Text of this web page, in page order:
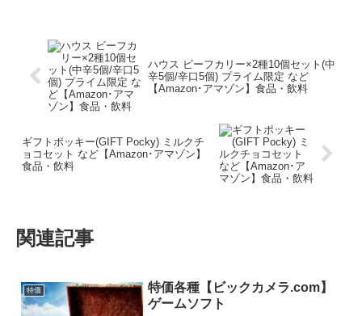
ハウス ビーフカリー×2種10個セット(中
辛5個/辛口5個) プライム限定 など
【Amazon･アマゾン】食品・飲料
ギフトポッキー(GIFT Pocky) ミルクチ
ョコセット など【Amazon･アマゾン】
食品・飲料
関連記事
特価
特価各種【ビックカメラ.com】
ゲームソフト